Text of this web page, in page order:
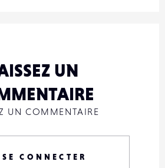
UN
UN COMMENTAIRE
SE CONNECTER